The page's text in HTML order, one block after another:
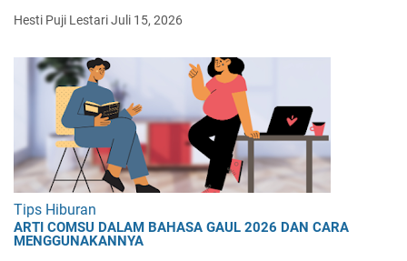
Hesti Puji LestariJuli 15, 2026
Tips Hiburan
ARTI COMSU DALAM BAHASA GAUL 2026 DAN CARA
MENGGUNAKANNYA